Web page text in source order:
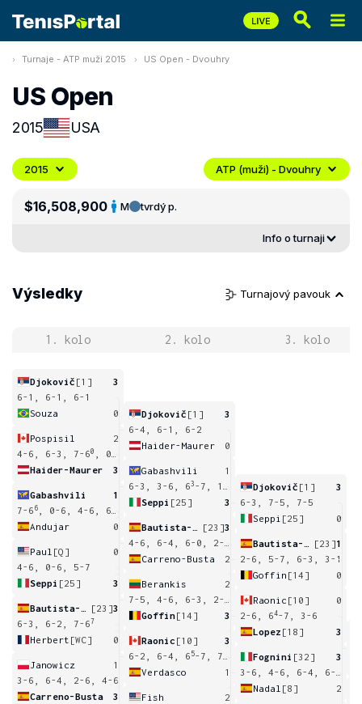
Turnaje - ATP muži 2015 US Open - Dvouhry
US Open
2015 USA
2015 ATP (muži) - Dvouhry
$16,508,900 M tvrdý p.
Info o turnaji
Výsledky Turnajový pavouk
1. kolo 2. kolo 3. kolo
Djokovič [1]
3
6-1, 6-1, 6-1
Souza
0
Pospisil
2
4-6, 6-3, 7-60
, 0-6, 1-6
Haider-Maurer
3
Gabashvili
1
7-6 6
, 0-6, 4-6, 6-4
Andujar
0
Paul [Q]
0
4-6, 0-6, 5-7
Seppi [25] 3
[23]3
6-3, 6-2, 7-67
Herbert [WC] 0
Janowicz
1
3-6, 6-4, 2-6, 4-6
Carreno-Busta
3
Djokovič [1]
3
6-4, 6-1, 6-2
Haider-Maurer
0
Gabashvili
1
6-3, 3-6, 63 -7, 1-6
Seppi [25] 3
[23]3
Carreno-Busta
2
Berankis
2
Goffin[14] 3
Raonic [10]
3
6-2, 6-4, 6 5-7, 7-6
Verdasco 1
Fish
2
Djokovič [1]
3
6-3, 7-5, 7-5
Seppi [25] 0
[23]1
2-6, 5-7, 6-3, 3-1
Goffin [14] 0
Raonic [10]
0
2-6, 64-7, 3-6
Lopez [18] 3
Fognini [32]
3
Nadal [8] 2